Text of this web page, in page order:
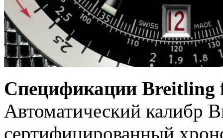
Спецификации Breitling
Автоматический калибр
сертифицированный